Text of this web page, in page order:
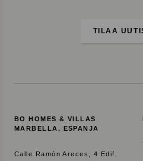
i
s
v
BO HOMES & VILLAS
MARBELLA, ESPANJA
Calle Ramón Areces, 4 Edif.
TILAA